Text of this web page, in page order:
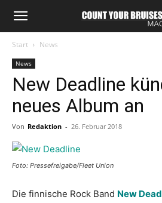
Start News
News
New Deadline
neues Album an
Von Redaktion - 26. Februar 2018
Foto: Pressefreigabe/Fleet Union
Die finnische Rock Band New